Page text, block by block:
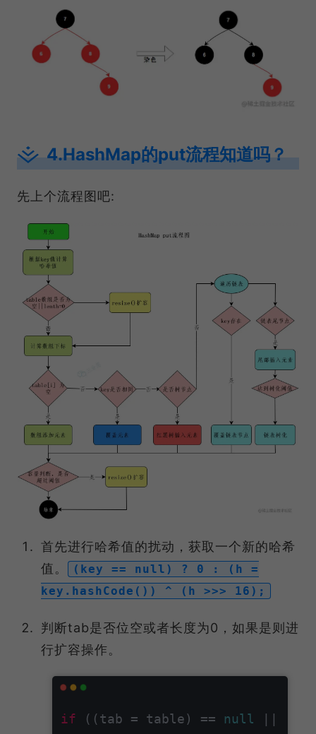
4.HashMap的put流程知道吗？
先上个流程图吧:
首先进行哈希值的扰动，获取一个新的哈希
值。
(key == null) ? 0 : (h =
key.hashCode()) ^ (h >>> 16);
判断tab是否位空或者长度为0，如果是则进
行扩容操作。
if ((tab = table) == null